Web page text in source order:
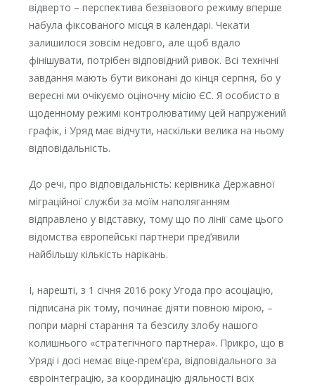
відверто – перспектива безвізового режиму вперше
набула фіксованого місця в календарі. Чекати
залишилося зовсім недовго, але щоб вдало
фінішувати, потрібен відповідний ривок. Всі технічні
завдання мають бути виконані до кінця серпня, бо у
вересні ми очікуємо оціночну місію ЄС. Я особисто в
щоденному режимі контролюватиму цей напружений
графік, і Уряд має відчути, наскільки велика на ньому
відповідальність.
До речі, про відповідальність: керівника Державної
міграційної служби за моїм наполяганням
відправлено у відставку, тому що по лінії саме цього
відомства європейські партнери пред’явили
найбільшу кількість нарікань.
І, нарешті, з 1 січня 2016 року Угода про асоціацію,
підписана рік тому, починає діяти повною мірою, –
попри марні старання та безсилу злобу нашого
колишнього «стратегічного партнера». Прикро, що в
Уряді і досі немає віце-прем’єра, відповідального за
євроінтеграцію, за координацію діяльності всіх